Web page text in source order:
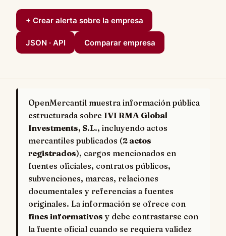
+ Crear alerta sobre la empresa
JSON · API Comparar empresa
OpenMercantil muestra información pública
estructurada sobre IVI RMA Global
Investments, S.L., incluyendo actos
mercantiles publicados (2 actos
registrados), cargos mencionados en
fuentes oficiales, contratos públicos,
subvenciones, marcas, relaciones
documentales y referencias a fuentes
originales. La información se ofrece con
fines informativos y debe contrastarse con
la fuente oficial cuando se requiera validez